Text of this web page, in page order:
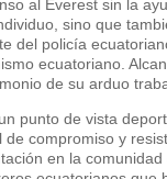
al Everest sin la
sino que
del policía
ecuatoriano.
de su arduo
punto de vista
de compromiso y
en la